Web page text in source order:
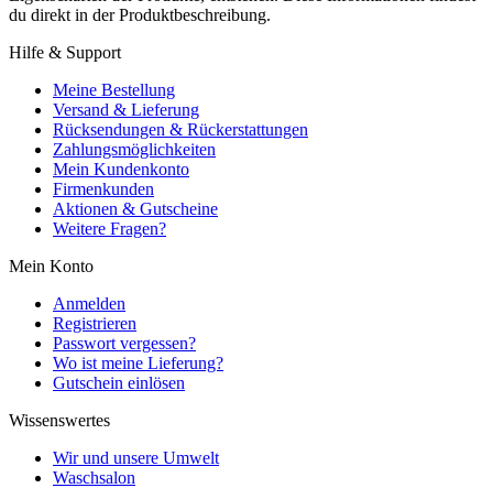
du direkt in der Produktbeschreibung.
Hilfe & Support
Meine Bestellung
Versand & Lieferung
Rücksendungen & Rückerstattungen
Zahlungsmöglichkeiten
Mein Kundenkonto
Firmenkunden
Aktionen & Gutscheine
Weitere Fragen?
Mein Konto
Anmelden
Registrieren
Passwort vergessen?
Wo ist meine Lieferung?
Gutschein einlösen
Wissenswertes
Wir und unsere Umwelt
Waschsalon